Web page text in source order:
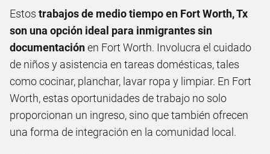
Estos trabajos de medio tiempo en Fort Worth, Tx
son una opción ideal para inmigrantes sin
documentaciónen Fort Worth. Involucra el cuidado
de niños y asistencia en tareas domésticas, tales
como cocinar, planchar, lavar ropa y limpiar. En Fort
Worth, estas oportunidades de trabajo no solo
proporcionan un ingreso, sino que también ofrecen
una forma de integración en la comunidad local.